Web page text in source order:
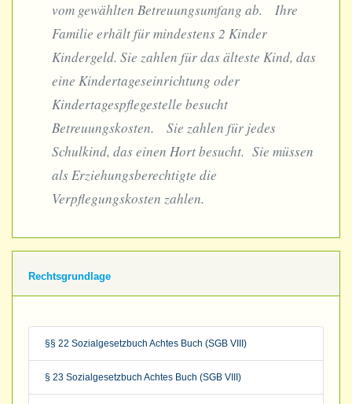
vom gewählten Betreuungsumfang ab. Ihre
Familie erhält für mindestens 2 Kinder
Kindergeld. Sie zahlen für das älteste Kind, das
eine Kindertageseinrichtung oder
Kindertagespflegestelle besucht
Betreuungskosten. Sie zahlen für jedes
Schulkind, das einen Hort besucht. Sie müssen
als Erziehungsberechtigte die
Verpflegungskosten zahlen.
Rechtsgrundlage
§§ 22 Sozialgesetzbuch Achtes Buch (SGB VIII)
§ 23 Sozialgesetzbuch Achtes Buch (SGB VIII)